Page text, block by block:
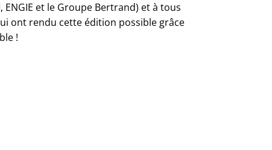
ENGIE et le Groupe Bertrand) et à tous
ont rendu cette édition possible grâce
!